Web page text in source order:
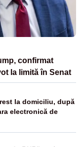
confirmat
la limită în Senat
la domiciliu, după
electronică de